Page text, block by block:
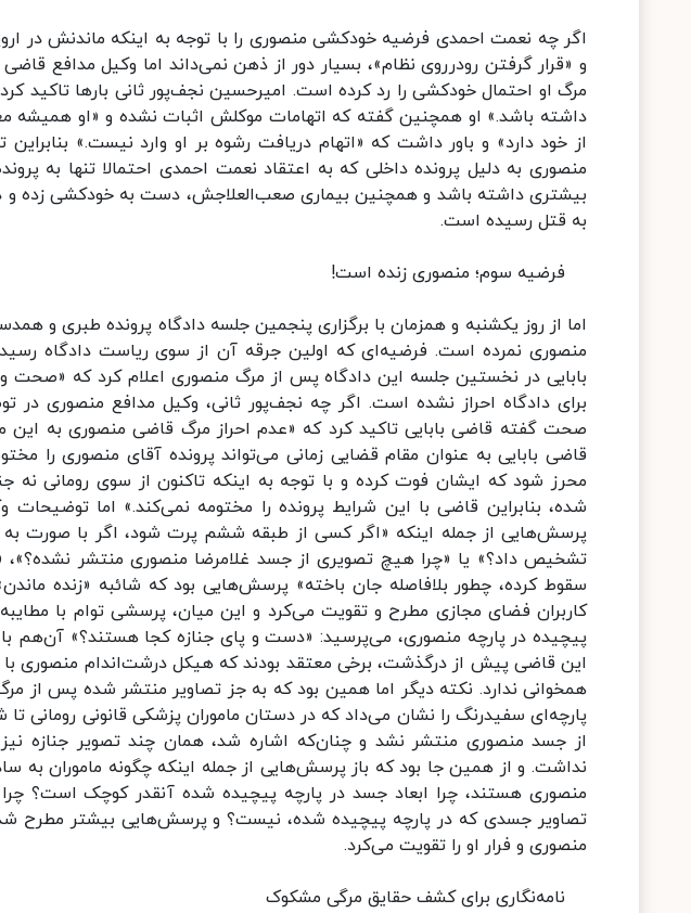
اگر چه نعمت احمدی فرضیه خودکشی منصوری را با توجه به اینکه ماندنش در
و «قرار گرفتن رودرروی نظام»، بسیار دور از ذهن نمی‌داند اما وکیل مدافع
مرگ او احتمال خودکشی را رد کرده است. امیرحسین نجف‌پور ثانی بارها
داشته باشد.» او همچنین گفته که اتهامات موکلش اثبات نشده و «او همیشه
منصوری به ‌دلیل پرونده داخلی که به اعتقاد نعمت احمدی احتمالا تنها به
بیشتری داشته باشد و همچنین بیماری‌ صعب‌العلاجش، دست به خودکشی زده و
به قتل رسیده است.
فرضیه سوم؛ منصوری زنده است!
اما از روز یکشنبه و همزمان با برگزاری پنجمین جلسه دادگاه پرونده طبری و
منصوری نمرده است. فرضیه‌ای که اولین جرقه آن از سوی ریاست دادگاه
بابایی در نخستین جلسه این دادگاه پس از مرگ منصوری اعلام کرد که «صحت
برای دادگاه احراز نشده است. اگر چه نجف‌پور ثانی، وکیل مدافع منصوری در
صحت گفته قاضی بابایی تاکید کرد که «عدم احراز مرگ قاضی منصوری به
قاضی بابایی به عنوان مقام قضایی زمانی می‌تواند پرونده آقای منصوری را
محرز شود که ایشان فوت کرده و با توجه به اینکه تاکنون از سوی رومانی نه
شده، بنابراین قاضی با این شرایط پرونده را مختومه نمی‌کند.» اما توضیحات
پرسش‌هایی از جمله اینکه «اگر کسی از طبقه ششم پرت شود، اگر با صورت به
تشخیص داد؟» یا «چرا هیچ تصویری از جسد غلامرضا منصوری منتشر نشده؟»،
سقوط کرده، چطور بلافاصله جان باخته» پرسش‌هایی بود که شائبه «زنده
کاربران فضای مجازی مطرح و تقویت می‌کرد و این میان، پرسشی توام با
پیچیده در پارچه منصوری، می‌پرسید: «دست و پای جنازه کجا هستند؟» آن‌هم با
این قاضی پیش از درگذشت، برخی معتقد بودند که هیکل درشت‌اندام منصوری با
همخوانی ندارد. نکته دیگر اما همین بود که به جز تصاویر منتشر شده پس از
پارچه‌ای سفیدرنگ را نشان می‌داد که در دستان ماموران پزشکی قانونی رومانی
از جسد منصوری منتشر نشد و چنان‌که اشاره شد، همان چند تصویر جنازه
منصوری هستند، چرا ابعاد جسد در پارچه پیچیده شده آنقدر کوچک است؟
تصاویر جسدی که در پارچه پیچیده شده، نیست؟ و پرسش‌هایی بیشتر مطرح
منصوری و فرار او را تقویت می‌کرد.
نامه‌نگاری برای کشف حقایق مرگی مشکوک